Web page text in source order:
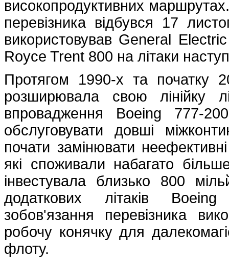
високопродуктивних
перевізника відбувся 17
використовував General
Royce Trent 800 на літаки
Протягом 1990-х та початку
розширювала свою лінійку
впровадження Boeing 777-
обслуговувати довші
почати замінювати
які споживали набагато
інвестувала близько 800
додаткових літаків
зобов'язання перевізника
робочу конячку для
флоту.